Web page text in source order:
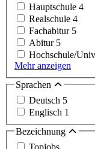
Hauptschule 4
Realschule 4
Fachabitur 5
Abitur 5
Hochschule/
Mehr anzeigen
Sprachen
Deutsch 5
Englisch 1
Bezeichnung
Topjobs